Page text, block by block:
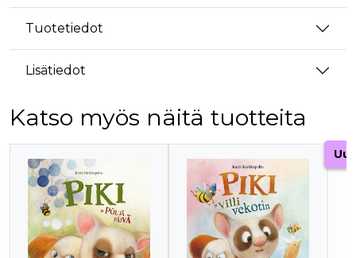
Tuotetiedot
Lisätiedot
Katso myös näitä tuotteita
Tuoteluettelon alku